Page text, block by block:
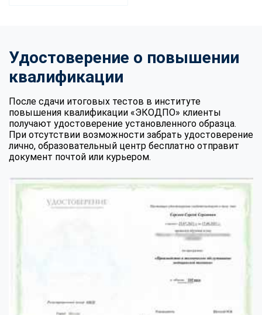
Удостоверение о повышении
квалификации
После сдачи итоговых тестов в институте
повышения квалификации «ЭКОДПО» клиенты
получают удостоверение установленного образца.
При отсутствии возможности забрать удостоверение
лично, образовательный центр бесплатно отправит
документ почтой или курьером.